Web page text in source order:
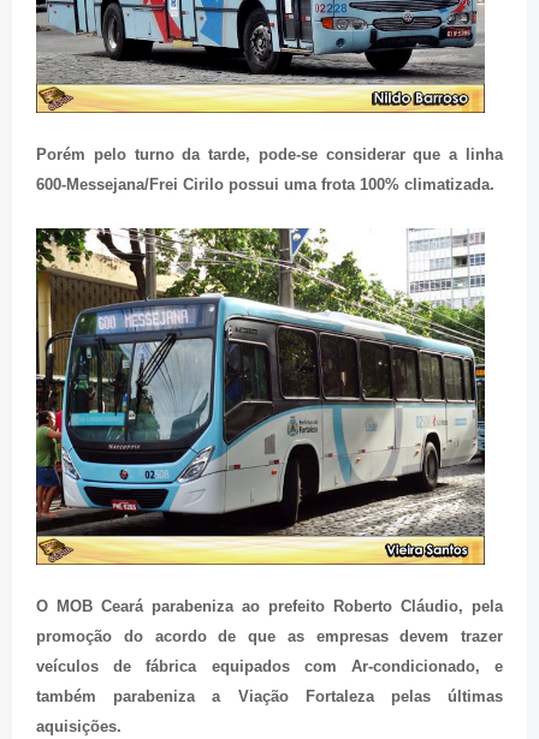
Porém pelo turno da tarde, pode-se considerar que a linha
600-Messejana/Frei Cirilo possui uma frota 100% climatizada.
O MOB Ceará parabeniza ao prefeito Roberto Cláudio, pela
promoção do acordo de que as empresas devem trazer
veículos de fábrica equipados com Ar-condicionado, e
também parabeniza a Viação Fortaleza pelas últimas
aquisições.